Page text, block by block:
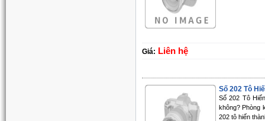
Giá: Liên hệ
Số 202 Tô
Số 202 Tô
không? Phòng
202 tô hiến